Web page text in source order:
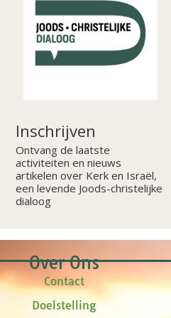
Inschrijven
Ontvang de laatste
activiteiten en nieuws
artikelen over Kerk en Israël,
een levende Joods-christelijke
dialoog
Over Ons
Contact
Doelstelling